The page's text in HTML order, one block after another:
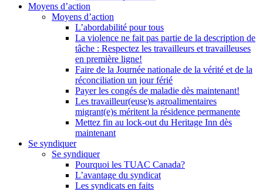
Moyens d’action
Moyens d’action
L’abordabilité pour tous
La violence ne fait pas partie de la description de
tâche : Respectez les travailleurs et travailleuses
en première ligne!
Faire de la Journée nationale de la vérité et de la
réconciliation un jour férié
Payer les congés de maladie dès maintenant!
Les travailleur(euse)s agroalimentaires
migrant(e)s méritent la résidence permanente
Mettez fin au lock-out du Heritage Inn dès
maintenant
Se syndiquer
Se syndiquer
Pourquoi les TUAC Canada?
L’avantage du syndicat
Les syndicats en faits